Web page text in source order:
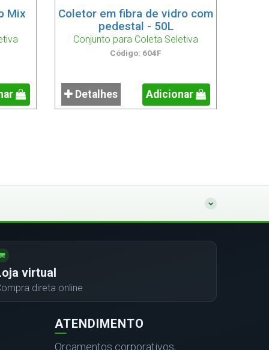
Mix
Coletor em fibra de vidro com
pedestal - 50L
Conjunto para Coleta Seletiva
Código: 604F
Detalhes Adicionar
virtual
direta online
ATENDIMENTO
Orçamentos corporativos,